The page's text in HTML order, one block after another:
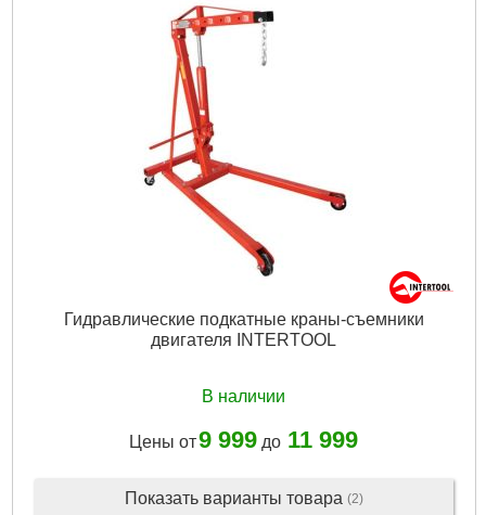
Гидравлические подкатные краны-съемники
двигателя INTERTOOL
В наличии
Цены от9 999 до 11 999
Показать варианты товара (2)